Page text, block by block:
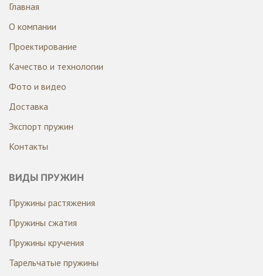
Главная
О компании
Проектирование
Качество и технологии
Фото и видео
Доставка
Экспорт пружин
Контакты
ВИДЫ ПРУЖИН
Пружины растяжения
Пружины сжатия
Пружины кручения
Тарельчатые пружины